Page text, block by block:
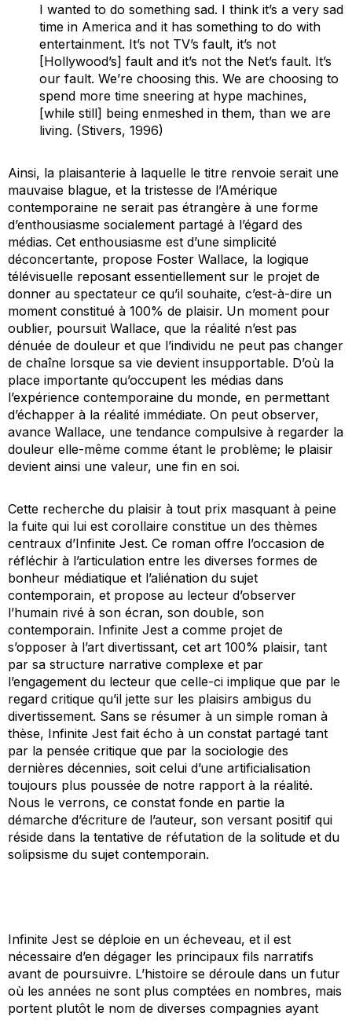
I wanted to do something sad. I think it’s a very sad
time in America and it has something to do with
entertainment. It’s not TV’s fault, it’s not
[Hollywood’s] fault and it’s not the Net’s fault. It’s
our fault. We’re choosing this. We are choosing to
spend more time sneering at hype machines,
[while still] being enmeshed in them, than we are
living. (Stivers, 1996)
Ainsi, la plaisanterie à laquelle le titre renvoie serait une
mauvaise blague, et la tristesse de l’Amérique
contemporaine ne serait pas étrangère à une forme
d’enthousiasme socialement partagé à l’égard des
médias. Cet enthousiasme est d’une simplicité
déconcertante, propose Foster Wallace, la logique
télévisuelle reposant essentiellement sur le projet de
donner au spectateur ce qu’il souhaite, c’est-à-dire un
moment constitué à 100% de plaisir. Un moment pour
oublier, poursuit Wallace, que la réalité n’est pas
dénuée de douleur et que l’individu ne peut pas changer
de chaîne lorsque sa vie devient insupportable. D’où la
place importante qu’occupent les médias dans
l’expérience contemporaine du monde, en permettant
d’échapper à la réalité immédiate. On peut observer,
avance Wallace, une tendance compulsive à regarder la
douleur elle-même comme étant le problème; le plaisir
devient ainsi une valeur, une fin en soi.
Cette recherche du plaisir à tout prix masquant à peine
la fuite qui lui est corollaire constitue un des thèmes
centraux d’Infinite Jest. Ce roman offre l’occasion de
réfléchir à l’articulation entre les diverses formes de
bonheur médiatique et l’aliénation du sujet
contemporain, et propose au lecteur d’observer
l’humain rivé à son écran, son double, son
contemporain. Infinite Jest a comme projet de
s’opposer à l’art divertissant, cet art 100% plaisir, tant
par sa structure narrative complexe et par
l’engagement du lecteur que celle-ci implique que par le
regard critique qu’il jette sur les plaisirs ambigus du
divertissement. Sans se résumer à un simple roman à
thèse, Infinite Jest fait écho à un constat partagé tant
par la pensée critique que par la sociologie des
dernières décennies, soit celui d’une artificialisation
toujours plus poussée de notre rapport à la réalité.
Nous le verrons, ce constat fonde en partie la
démarche d’écriture de l’auteur, son versant positif qui
réside dans la tentative de réfutation de la solitude et du
solipsisme du sujet contemporain.
Infinite Jest se déploie en un écheveau, et il est
nécessaire d’en dégager les principaux fils narratifs
avant de poursuivre. L’histoire se déroule dans un futur
où les années ne sont plus comptées en nombres, mais
portent plutôt le nom de diverses compagnies ayant